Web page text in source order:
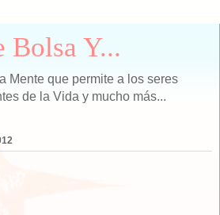
Bolsa Y...
Mente que permite a los seres
de la Vida y mucho más...